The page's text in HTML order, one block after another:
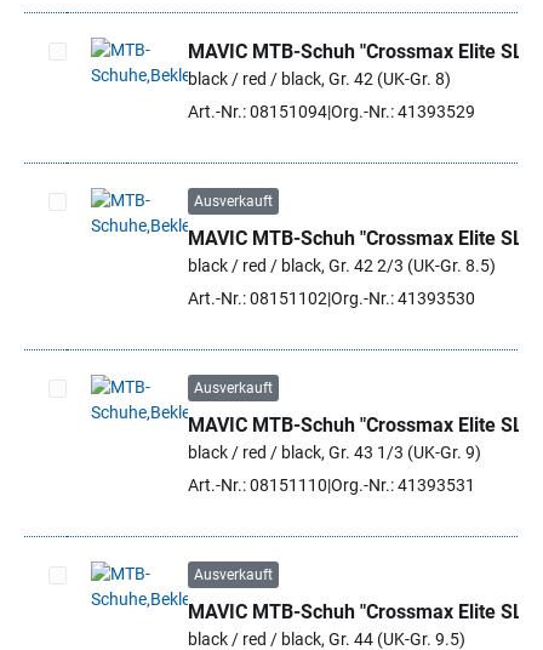
Artikel auswählen
MAVIC MTB-Schuh "Crossmax Elite SL"
black / red / black, Gr. 42 (UK-Gr. 8)
Art.-Nr.: 08151094Org.-Nr.: 41393529
Artikel auswählen
Ausverkauft
MAVIC MTB-Schuh "Crossmax Elite SL"
black / red / black, Gr. 42 2/3 (UK-Gr. 8.5)
Art.-Nr.: 08151102 Org.-Nr.: 41393530
Artikel auswählen
Ausverkauft
MAVIC MTB-Schuh "Crossmax Elite SL"
black / red / black, Gr. 43 1/3 (UK-Gr. 9)
Art.-Nr.: 08151110 Org.-Nr.: 41393531
Artikel auswählen
Ausverkauft
MAVIC MTB-Schuh "Crossmax Elite SL"
black / red / black, Gr. 44 (UK-Gr. 9.5)